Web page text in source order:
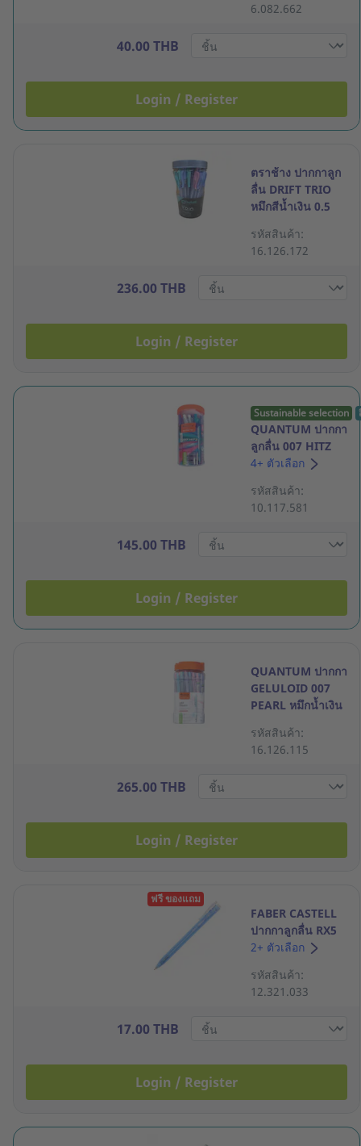
6.082.662
40.00 THB
Login / Register
ตราช้าง ปากกาลูก
ลื่น DRIFT TRIO
หมึกสีน้ำเงิน 0.5
กล่อง 50 ด้าม
รหัสสินค้า:
16.126.172
236.00 THB
Login / Register
Sustainable selection
QUANTUM ปากกา
ลูกลื่น 007 HITZ
0.7มม. น้ำเงิน แพ็ค
4+ ตัวเลือก
รหัสสินค้า:
10.117.581
145.00 THB
Login / Register
QUANTUM ปากกา
GELULOID 007
PEARL หมึกน้ำเงิน
กล่อง 50 ด้าม
รหัสสินค้า:
16.126.115
265.00 THB
Login / Register
ฟรี ของแถม
FABER CASTELL
ปากกาลูกลื่น RX5
ขนาด 0.5 มม.
2+ ตัวเลือก
รหัสสินค้า:
12.321.033
17.00 THB
Login / Register